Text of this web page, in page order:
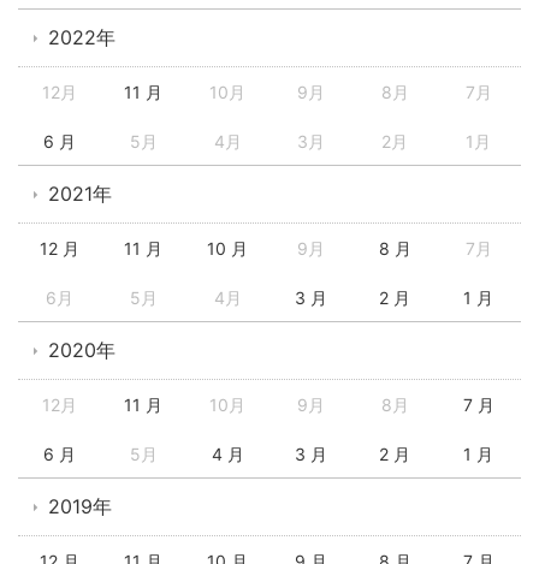
2022年
12月 11 月 10月 9月 8月 7月
6 月 5月 4月 3月 2月 1月
2021年
12 月 11 月 10 月 9月 8 月 7月
6月 5月 4月 3 月 2 月 1 月
2020年
12月 11 月 10月 9月 8月 7 月
6 月 5月 4 月 3 月 2 月 1 月
2019年